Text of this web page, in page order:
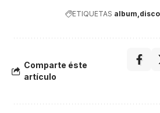
ETIQUETAS album disco
Comparte éste
artículo